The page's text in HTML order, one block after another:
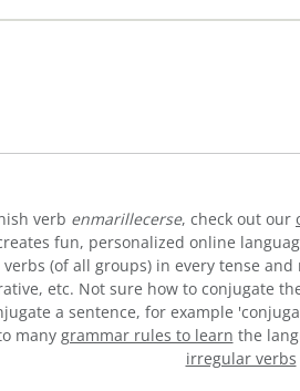
verb enmarillecerse, check out our
fun, personalized online
(of all groups) in every tense
etc. Not sure how to conjugate
a sentence, for example
many grammar rules to learn the
irregular verbs